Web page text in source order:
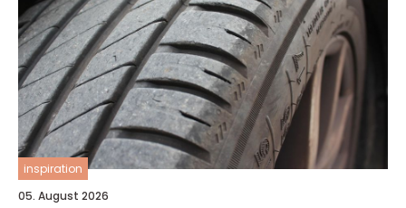
inspiration
05. August 2026